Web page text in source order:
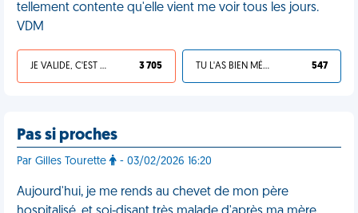
tellement contente qu'elle vient me voir tous les jours.
VDM
JE VALIDE, C'EST UNE VDM 3 705 TU L'AS BIEN MÉRITÉ 547
Pas si proches
Par Gilles Tourette - 03/02/2026 16:20
Aujourd'hui, je me rends au chevet de mon père